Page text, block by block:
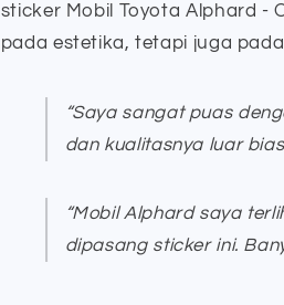
sticker Mobil Toyota Alphard -
pada estetika, tetapi juga
“Saya sangat puas
dan kualitasnya luar
“Mobil Alphard saya
dipasang sticker ini.